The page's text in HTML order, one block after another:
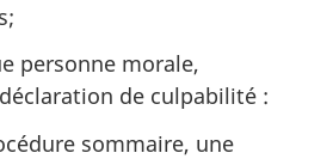
personne morale,
de culpabilité :
sommaire, une